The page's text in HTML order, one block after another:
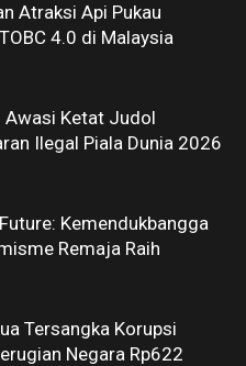
Atraksi Api Pukau
4.0 di Malaysia
Awasi Ketat Judol
Ilegal Piala Dunia 2026
Kemendukbangga
Remaja Raih
Tersangka Korupsi
Negara Rp622